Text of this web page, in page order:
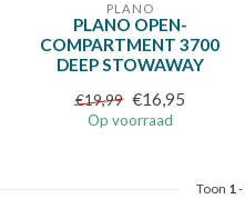
PLANO
PLANO OPEN-
COMPARTMENT 3700
DEEP STOWAWAY
€19,99 €16,95
Op voorraad
Toon 1-